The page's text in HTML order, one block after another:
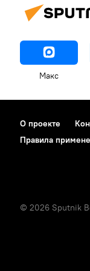
Макс
О проекте
Правила
© 2026 Sputnik